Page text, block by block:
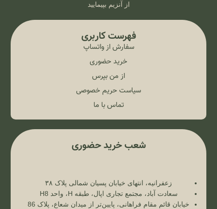
از آنزیم بپیمایید
فهرست کاربری
سفارش از واتساپ
خرید حضوری
از من بپرس
سیاست حریم خصوصی
تماس با ما
شعب خرید حضوری
زعفرانیه، انتهای خیابان پسیان شمالی پلاک ۳۸
سعادت آباد، مجتمع تجاری اپال، طبقه H، واحد H8
خیابان قائم مقام فراهانی، پایین‌تر از میدان شعاع، پلاک 86